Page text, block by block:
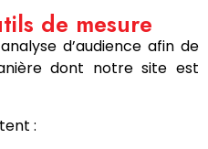
de mesure
d’audience afin de
dont notre site est
: